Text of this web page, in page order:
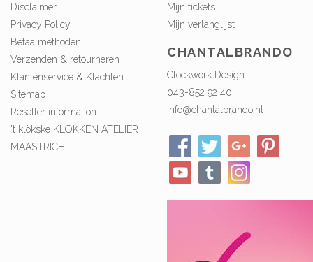
Disclaimer
Privacy Policy
Betaalmethoden
Verzenden & retourneren
Klantenservice & Klachten
Sitemap
Reseller information
't klökske KLOKKEN ATELIER
MAASTRICHT
Mijn tickets
Mijn verlanglijst
CHANTALBRANDO
Clockwork Design
043-852 92 40
info@chantalbrando.nl